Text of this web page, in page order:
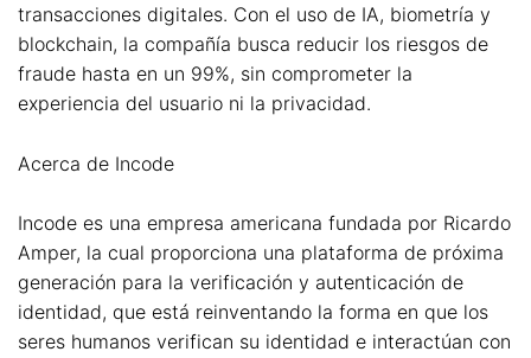
transacciones digitales. Con el uso de IA, biometría y
blockchain, la compañía busca reducir los riesgos de
fraude hasta en un 99%, sin comprometer la
experiencia del usuario ni la privacidad.
Acerca de Incode
Incode es una empresa americana fundada por Ricardo
Amper, la cual proporciona una plataforma de próxima
generación para la verificación y autenticación de
identidad, que está reinventando la forma en que los
seres humanos verifican su identidad e interactúan con